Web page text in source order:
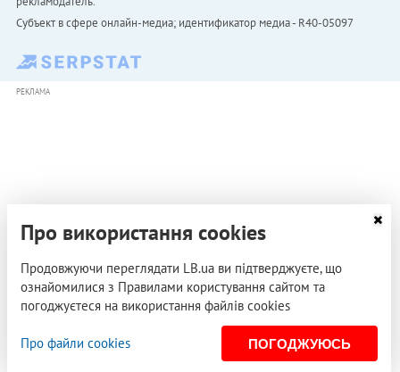
Субъект в сфере онлайн-медиа; идентификатор медиа - R40-05097
РЕКЛАМА
Про використання cookies
Продовжуючи переглядати LB.ua ви підтверджуєте, що
ознайомилися з Правилами користування сайтом та
погоджуєтеся на використання файлів cookies
Про файли cookies ПОГОДЖУЮСЬ